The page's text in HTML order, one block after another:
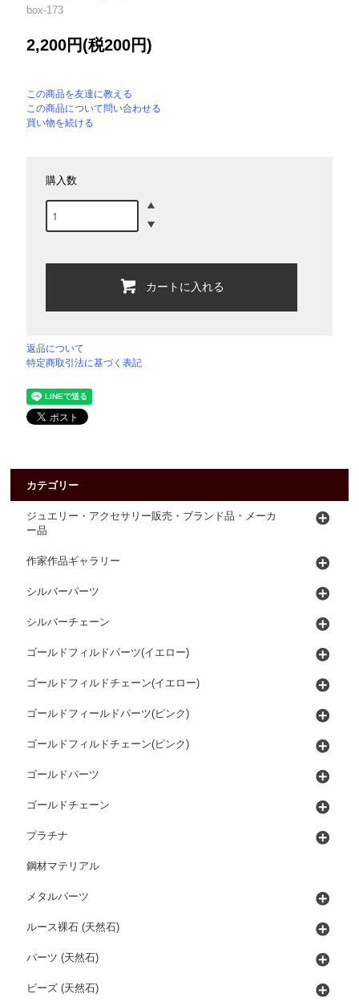
box-173
2,200円(税200円)
この商品を友達に教える
この商品について問い合わせる
買い物を続ける
購入数
カートに入れる
返品について
特定商取引法に基づく表記
カテゴリー
ジュエリー・アクセサリー販売・ブランド品・メーカ
ー品
作家作品ギャラリー
シルバーパーツ
シルバーチェーン
ゴールドフィルドパーツ(イエロー)
ゴールドフィルドチェーン(イエロー)
ゴールドフィールドパーツ(ピンク)
ゴールドフィルドチェーン(ピンク)
ゴールドパーツ
ゴールドチェーン
プラチナ
鋼材マテリアル
メタルパーツ
ルース裸石 (天然石)
パーツ (天然石)
ビーズ (天然石)